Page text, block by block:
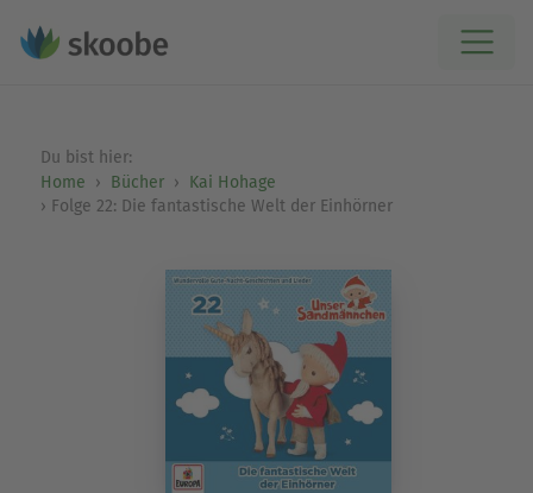
Du bist hier:
Home
Bücher
Kai Hohage
Folge 22: Die fantastische Welt der Einhörner